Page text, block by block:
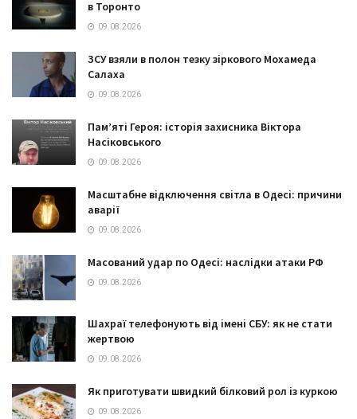
в Торонто
09.08.2026
ЗСУ взяли в полон тезку зіркового Мохамеда
Салаха
09.08.2026
Пам’яті Героя: історія захисника Віктора
Насіковського
09.08.2026
Масштабне відключення світла в Одесі: причини
аварії
09.08.2026
Масований удар по Одесі: наслідки атаки РФ
09.08.2026
Шахраї телефонують від імені СБУ: як не стати
жертвою
09.08.2026
Як приготувати швидкий білковий рол із куркою
09.08.2026